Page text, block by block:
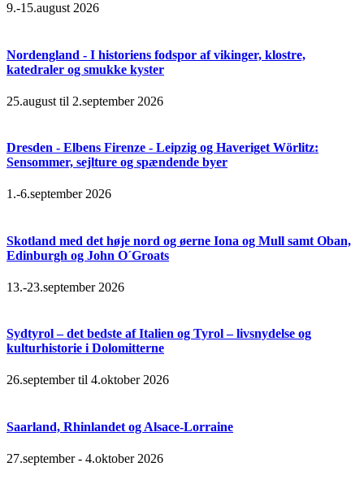
9.-15.august 2026
Nordengland - I historiens fodspor af vikinger, klostre,
katedraler og smukke kyster
25.august til 2.september 2026
Dresden - Elbens Firenze - Leipzig og Haveriget Wörlitz:
Sensommer, sejlture og spændende byer
1.-6.september 2026
Skotland med det høje nord og øerne Iona og Mull samt Oban,
Edinburgh og John O´Groats
13.-23.september 2026
Sydtyrol – det bedste af Italien og Tyrol – livsnydelse og
kulturhistorie i Dolomitterne
26.september til 4.oktober 2026
Saarland, Rhinlandet og Alsace-Lorraine
27.september - 4.oktober 2026